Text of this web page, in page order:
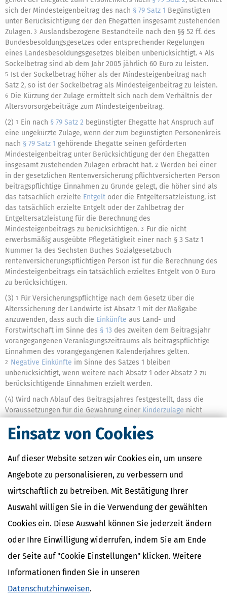
Einsatz von Cookies
Auf dieser Website setzen wir Cookies ein, um unsere
Angebote zu personalisieren, zu verbessern und
wirtschaftlich zu betreiben. Mit Bestätigung Ihrer
Auswahl willigen Sie in die Verwendung der gewählten
Cookies ein. Diese Auswahl können Sie jederzeit ändern
oder Ihre Einwilligung widerrufen, indem Sie am Ende
der Seite auf "Cookie Einstellungen" klicken. Weitere
Informationen finden Sie in unseren
Datenschutzhinweisen.
sich der Mindesteigenbeitrag des nach § 79 Satz 1 Begünstigten
unter Berücksichtigung der den Ehegatten insgesamt zustehenden
Zulagen. 3 Auslandsbezogene Bestandteile nach den §§ 52 ff. des
Bundesbesoldungsgesetzes oder entsprechender Regelungen
eines Landesbesoldungsgesetzes bleiben unberücksichtigt. 4 Als
Sockelbetrag sind ab dem Jahr 2005 jährlich 60 Euro zu leisten.
5 Ist der Sockelbetrag höher als der Mindesteigenbeitrag nach
Satz 2, so ist der Sockelbetrag als Mindesteigenbeitrag zu leisten.
6 Die Kürzung der Zulage ermittelt sich nach dem Verhältnis der
Altersvorsorgebeiträge zum Mindesteigenbeitrag.
(2) 1 Ein nach § 79 Satz 2 begünstigter Ehegatte hat Anspruch auf
eine ungekürzte Zulage, wenn der zum begünstigten Personenkreis
nach § 79 Satz 1 gehörende Ehegatte seinen geförderten
Mindesteigenbeitrag unter Berücksichtigung der den Ehegatten
insgesamt zustehenden Zulagen erbracht hat. 2 Werden bei einer
in der gesetzlichen Rentenversicherung pflichtversicherten Person
beitragspflichtige Einnahmen zu Grunde gelegt, die höher sind als
das tatsächlich erzielte Entgelt oder die Entgeltersatzleistung, ist
das tatsächlich erzielte Entgelt oder der Zahlbetrag der
Entgeltersatzleistung für die Berechnung des
Mindesteigenbeitrags zu berücksichtigen. 3 Für die nicht
erwerbsmäßig ausgeübte Pflegetätigkeit einer nach § 3 Satz 1
Nummer 1a des Sechsten Buches Sozialgesetzbuch
rentenversicherungspflichtigen Person ist für die Berechnung des
Mindesteigenbeitrags ein tatsächlich erzieltes Entgelt von 0 Euro
zu berücksichtigen.
(3) 1
Für Versicherungspflichtige nach dem Gesetz über die
Alterssicherung der Landwirte ist Absatz 1 mit der Maßgabe
anzuwenden, dass auch die Einkünfte aus Land- und
Forstwirtschaft im Sinne des § 13 des zweiten dem Beitragsjahr
vorangegangenen Veranlagungszeitraums als beitragspflichtige
Einnahmen des vorangegangenen Kalenderjahres gelten.
2 Negative Einkünfte im Sinne des Satzes 1 bleiben
unberücksichtigt, wenn weitere nach Absatz 1 oder Absatz 2 zu
berücksichtigende Einnahmen erzielt werden.
(4) Wird nach Ablauf des Beitragsjahres festgestellt, dass die
Voraussetzungen für die Gewährung einer Kinderzulage nicht
Mindesteigenbeitrags für dieses Beitragsjahr nicht.
der Summe nach Absatz 1 Satz 2 die Summe folgender Einnahmen
Kalenderjahr hinzuzurechnen:
Zugehörigkeit zum Personenkreis des§ 10a Absatz 6
Satz 1begründet, und
2. die bezogenen Leistungen im Sinne des§ 10a Absatz 6
Satz 2 Nummer 1.